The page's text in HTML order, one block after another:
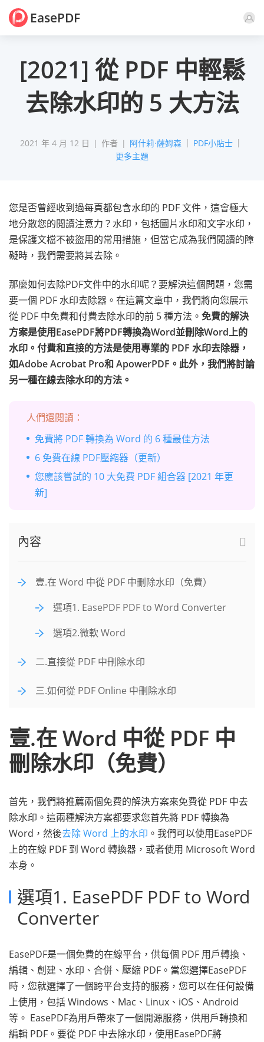
EasePDF
[2021] 從 PDF 中輕鬆
去除水印的 5 大方法
2021 年 4 月 12 日 作者 阿什莉·薩姆森
PDF小貼士
更多主題
評論
您是否曾經收到過每頁都包含水印的 PDF 文件，這會極大
地分散您的閱讀注意力？水印，包括圖片水印和文字水印，
是保護文檔不被盜用的常用措施，但當它成為我們閱讀的障
礙時，我們需要將其去除。
那麼如何去除PDF文件中的水印呢？要解決這個問題，您需
要一個 PDF 水印去除器。在這篇文章中，我們將向您展示
從 PDF 中免費和付費去除水印的前 5 種方法。 免費的解決
方案是使用EasePDF將PDF轉換為Word並刪除Word上的
水印。付費和直接的方法是使用專業的 PDF 水印去除器，
如Adobe Acrobat Pro和 ApowerPDF。此外，我們將討論
另一種在線去除水印的方法。
人們還閱讀：
免費將 PDF 轉換為 Word 的 6 種最佳方法
6 免費在線 PDF壓縮器（更新）
您應該嘗試的 10 大免費 PDF 組合器 [2021 年更
新]
內容
壹.在 Word 中從 PDF 中刪除水印（免費）
選項1. EasePDF PDF to Word Converter
選項2.微軟 Word
二.直接從 PDF 中刪除水印
三.如何從 PDF Online 中刪除水印
壹.在 Word 中從 PDF 中
刪除水印（免費）
首先，我們將推薦兩個免費的解決方案來免費從 PDF 中去
除水印。這兩種解決方案都要求您首先將 PDF 轉換為
Word，然後去除 Word 上的水印 。我們可以使用EasePDF
上的在線 PDF 到 Word 轉換器，或者使用 Microsoft Word
本身。
選項1. EasePDF PDF to Word
Converter
EasePDF是一個免費的在線平台，供每個 PDF 用戶轉換、
編輯、創建、水印、合併、壓縮 PDF。當您選擇EasePDF
時，您就選擇了一個跨平台支持的服務，您可以在任何設備
上使用，包括 Windows、Mac、Linux、iOS、Android
等。 EasePDF為用戶帶來了一個開源服務，供用戶轉換和
編輯 PDF。要從 PDF 中去除水印，使用EasePDF將